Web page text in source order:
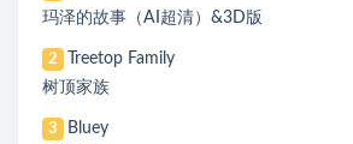
玛泽的故事（AI超清）&3D版
2
Treetop Family
树顶家族
3
Bluey